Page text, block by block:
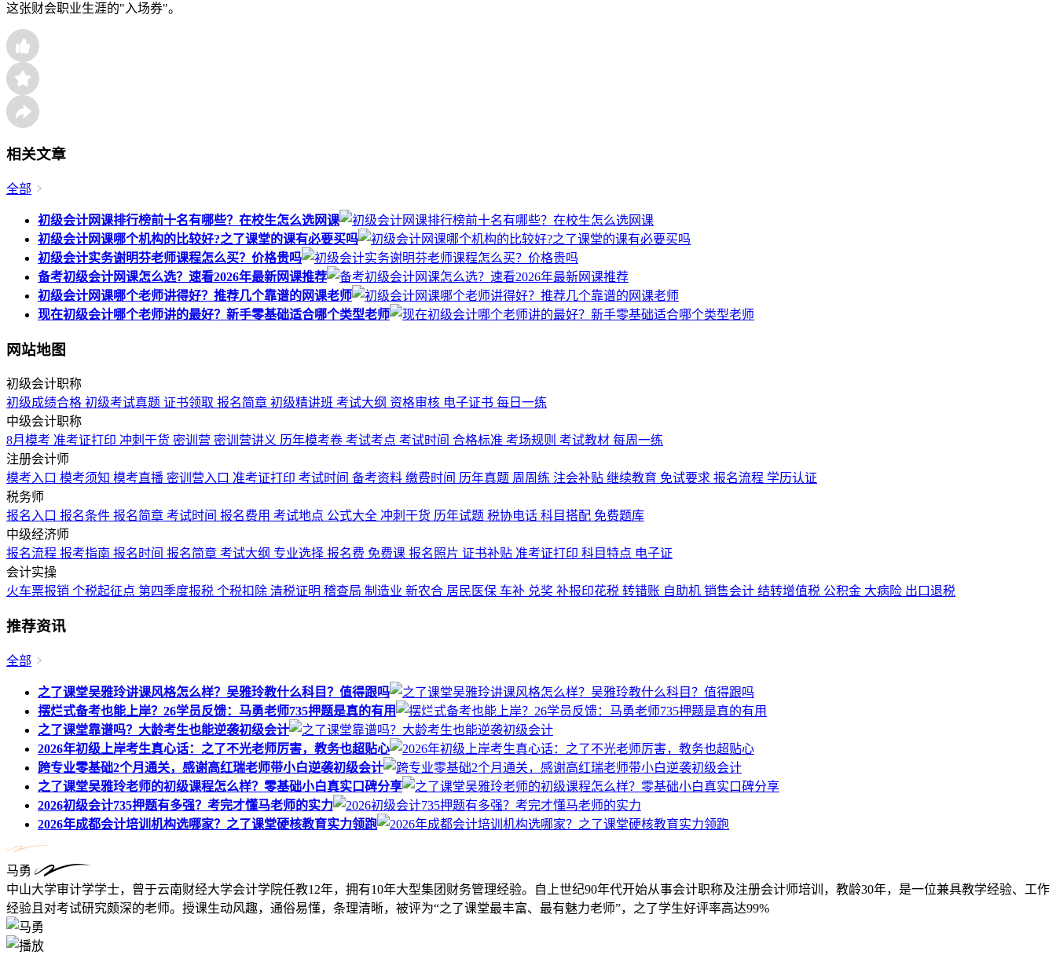
这张财会职业生涯的"入场券"。
相关文章
全部
初级会计网课排行榜前十名有哪些？在校生怎么选网课
初级会计网课哪个机构的比较好?之了课堂的课有必要买吗
初级会计实务谢明芬老师课程怎么买？价格贵吗
备考初级会计网课怎么选？速看2026年最新网课推荐
初级会计网课哪个老师讲得好？推荐几个靠谱的网课老师
现在初级会计哪个老师讲的最好？新手零基础适合哪个类型老师
网站地图
初级会计职称
初级成绩合格 初级考试真题 证书领取 报名简章 初级精讲班 考试大纲 资格审核 电子证书 每日一练
中级会计职称
8月模考 准考证打印 冲刺干货 密训营 密训营讲义 历年模考卷 考试考点 考试时间 合格标准 考场规则 考试教材 每周一练
注册会计师
模考入口 模考须知 模考直播 密训营入口 准考证打印 考试时间 备考资料 缴费时间 历年真题 周周练 注会补贴 继续教育 免试要求 报名流程 学历认证
税务师
报名入口 报名条件 报名简章 考试时间 报名费用 考试地点 公式大全 冲刺干货 历年试题 税协电话 科目搭配 免费题库
中级经济师
报名流程 报考指南 报名时间 报名简章 考试大纲 专业选择 报名费 免费课 报名照片 证书补贴 准考证打印 科目特点 电子证
会计实操
火车票报销 个税起征点 第四季度报税 个税扣除 清税证明 稽查局 制造业 新农合 居民医保 车补 兑奖 补报印花税 转错账 自助机 销售会计 结转增值税 公积金 大病险 出口退税
推荐资讯
全部
之了课堂吴雅玲讲课风格怎么样？吴雅玲教什么科目？值得跟吗
摆烂式备考也能上岸？26学员反馈：马勇老师735押题是真的有用
之了课堂靠谱吗？大龄考生也能逆袭初级会计
2026年初级上岸考生真心话：之了不光老师厉害，教务也超贴心
跨专业零基础2个月通关，感谢高红瑞老师带小白逆袭初级会计
之了课堂吴雅玲老师的初级课程怎么样？零基础小白真实口碑分享
2026初级会计735押题有多强？考完才懂马老师的实力
2026年成都会计培训机构选哪家？之了课堂硬核教育实力领跑
马勇
中山大学审计学学士，曾于云南财经大学会计学院任教12年，拥有10年大型集团财务管理经验。自上世纪90年代开始从事会计职称及注册会计师培训，教龄30年，是一位兼具教学经验、工作
经验且对考试研究颇深的老师。授课生动风趣，通俗易懂，条理清晰，被评为“之了课堂最丰富、最有魅力老师”，之了学生好评率高达99%